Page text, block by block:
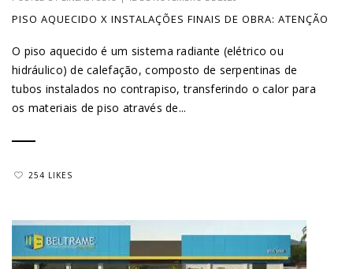
PISO AQUECIDO X INSTALAÇÕES FINAIS DE OBRA: ATENÇÃO
O piso aquecido é um sistema radiante (elétrico ou
hidráulico) de calefação, composto de serpentinas de
tubos instalados no contrapiso, transferindo o calor para
os materiais de piso através de...
254 LIKES